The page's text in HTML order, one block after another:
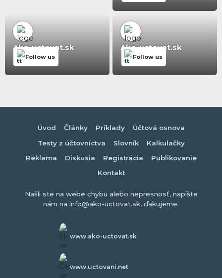
Ako-uctovat.sk
Follow us
Ako-uctovat.sk
Follow us
Úvod Články Príklady
Účtová osnova
Testy z účtovníctva
Slovník
Kalkulačky
Reklama
Diskusia Registrácia
Publikovanie
Kontakt
Našli ste na webe chybu alebo nepresnosť, napíšte
nám na info@ako-uctovat.sk, ďakujeme.
www.ako-uctovat.sk
www.uctovani.net